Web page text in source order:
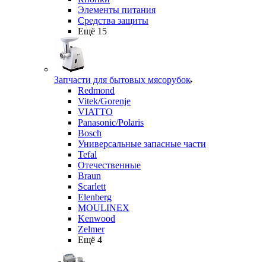
Элементы питания
Средства защиты
Ещё 15
Запчасти для бытовых мясорубок
Redmond
Vitek/Gorenje
VIATTO
Panasonic/Polaris
Bosch
Универсальные запасные части
Tefal
Отечественные
Braun
Scarlett
Elenberg
MOULINEX
Kenwood
Zelmer
Ещё 4